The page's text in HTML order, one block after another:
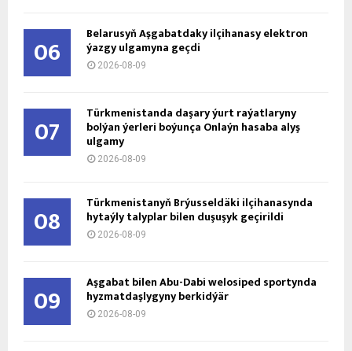
06 Belarusyň Aşgabatdaky ilçihanasy elektron
ýazgy ulgamyna geçdi
2026-08-09
07 Türkmenistanda daşary ýurt raýatlaryny
bolýan ýerleri boýunça Onlaýn hasaba alyş
ulgamy
2026-08-09
08 Türkmenistanyň Brýusseldäki ilçihanasynda
hytaýly talyplar bilen duşuşyk geçirildi
2026-08-09
09 Aşgabat bilen Abu-Dabi welosiped sportynda
hyzmatdaşlygyny berkidýär
2026-08-09